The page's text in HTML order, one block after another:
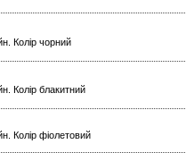
Колір чорний
Колір блакитний
Колір фіолетовий